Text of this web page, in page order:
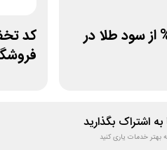
تخفیف 50% از سود طلا در
اشتراک بگذارید
بهتر خدمات یاری کنید